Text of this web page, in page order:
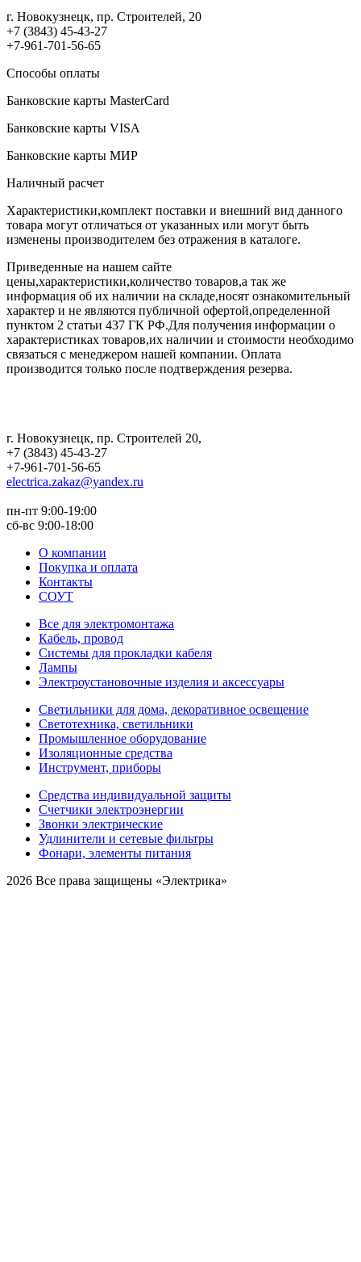
г. Новокузнецк, пр. Строителей, 20
+7 (3843) 45-43-27
+7-961-701-56-65
Способы оплаты
Банковские карты MasterCard
Банковские карты VISA
Банковские карты МИР
Наличный расчет
Характеристики,комплект поставки и внешний вид данного
товара могут отличаться от указанных или могут быть
изменены производителем без отражения в каталоге.
Приведенные на нашем сайте
цены,характеристики,количество товаров,а так же
информация об их наличии на складе,носят ознакомительный
характер и не являются публичной офертой,определенной
пунктом 2 статьи 437 ГК РФ.Для получения информации о
характеристиках товаров,их наличии и стоимости необходимо
связаться с менеджером нашей компании. Оплата
производится только после подтверждения резерва.
г. Новокузнецк, пр. Строителей 20,
+7 (3843) 45-43-27
+7-961-701-56-65
electrica.zakaz@yandex.ru
пн-пт 9:00-19:00
сб-вс 9:00-18:00
О компании
Покупка и оплата
Контакты
СОУТ
Все для электромонтажа
Кабель, провод
Системы для прокладки кабеля
Лампы
Электроустановочные изделия и аксессуары
Светильники для дома, декоративное освещение
Светотехника, светильники
Промышленное оборудование
Изоляционные средства
Инструмент, приборы
Средства индивидуальной защиты
Счетчики электроэнергии
Звонки электрические
Удлинители и сетевые фильтры
Фонари, элементы питания
2026 Все права защищены «Электрика»